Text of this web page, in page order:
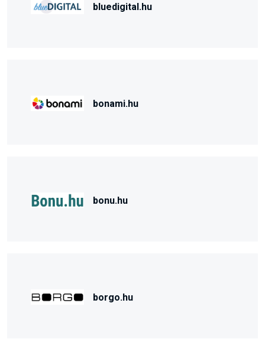
bluedigital.hu
bonami.hu
bonu.hu
borgo.hu